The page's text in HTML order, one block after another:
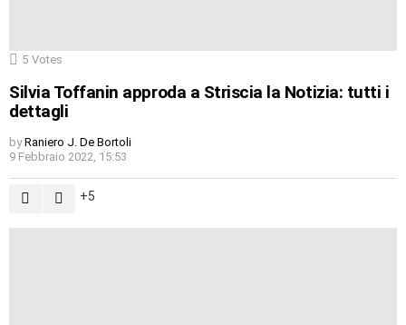
5 Votes
Silvia Toffanin approda a Striscia la Notizia: tutti i
dettagli
by Raniero J. De Bortoli
9 Febbraio 2022, 15:53
5